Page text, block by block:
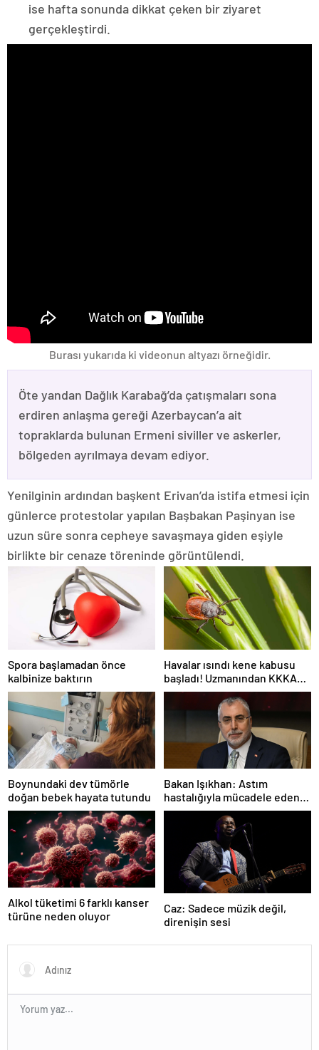
ise hafta sonunda dikkat çeken bir ziyaret
gerçekleştirdi.
Burası yukarıda ki videonun altyazı örneğidir.
Öte yandan Dağlık Karabağ’da çatışmaları sona
erdiren anlaşma gereği Azerbaycan’a ait
topraklarda bulunan Ermeni siviller ve askerler,
bölgeden ayrılmaya devam ediyor.
Yenilginin ardından başkent Erivan’da istifa etmesi için
günlerce protestolar yapılan Başbakan Paşinyan ise
uzun süre sonra cepheye savaşmaya giden eşiyle
birlikte bir cenaze töreninde görüntülendi.
Spora başlamadan önce
kalbinize baktırın
Havalar ısındı kene kabusu
başladı! Uzmanından KKKA
virüsü bulaştıran kenelere
Boynundaki dev tümörle
doğan bebek hayata tutundu
Bakan Işıkhan: Astım
hastalığıyla mücadele eden
vatandaşlarımızın her zaman
yanındayız
Alkol tüketimi 6 farklı kanser
türüne neden oluyor
Caz: Sadece müzik değil,
direnişin sesi